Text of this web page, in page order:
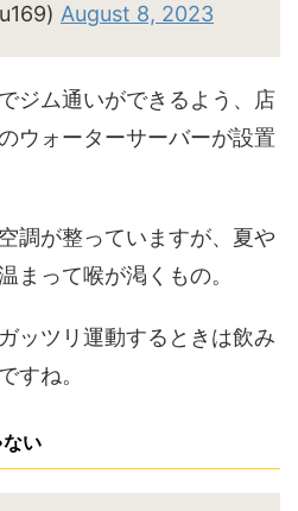
August 8, 2023
ジム通いができるよう、店
ウォーターサーバーが設置
調が整っていますが、夏や
まって喉が渇くもの。
ッツリ運動するときは飲み
すね。
い